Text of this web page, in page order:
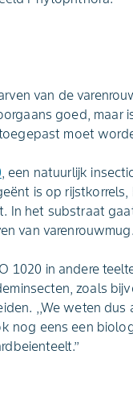
van de
goed, maar
moet
, een natuurlijk
is op
In het substraat
van varenrouwmug.
1020 in andere
zoals
,,We weten
nog eens een